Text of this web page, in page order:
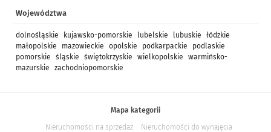
Województwa
dolnośląskie kujawsko-pomorskie lubelskie lubuskie
łódzkie
małopolskie
mazowieckie opolskie podkarpackie
podlaskie
pomorskie
śląskie świętokrzyskie wielkopolskie
warmińsko-
mazurskie
zachodniopomorskie
Mapa kategorii
Nieruchomości na sprzedaż
Nieruchomości do wynajęcia